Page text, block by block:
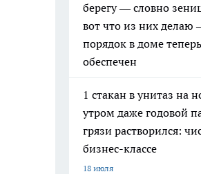
берегу — словно
вот что из них делаю
порядок в доме теперь
обеспечен
1 стакан в унитаз на
утром даже годовой
грязи растворился:
бизнес-классе
18 июля